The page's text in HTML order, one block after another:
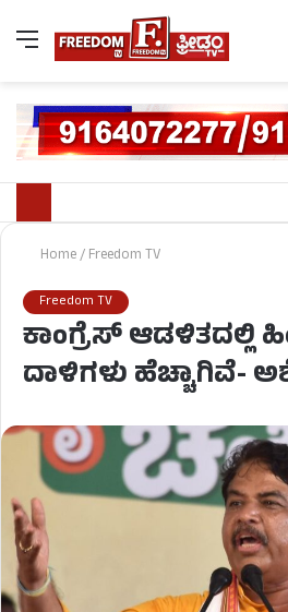
Home/Freedom TV
Freedom TV
ಕಾಂಗ್ರೆಸ್​ ಆಡಳಿತದಲ್ಲಿ
ದಾಳಿಗಳು ಹೆಚ್ಚಾಗಿವೆ-